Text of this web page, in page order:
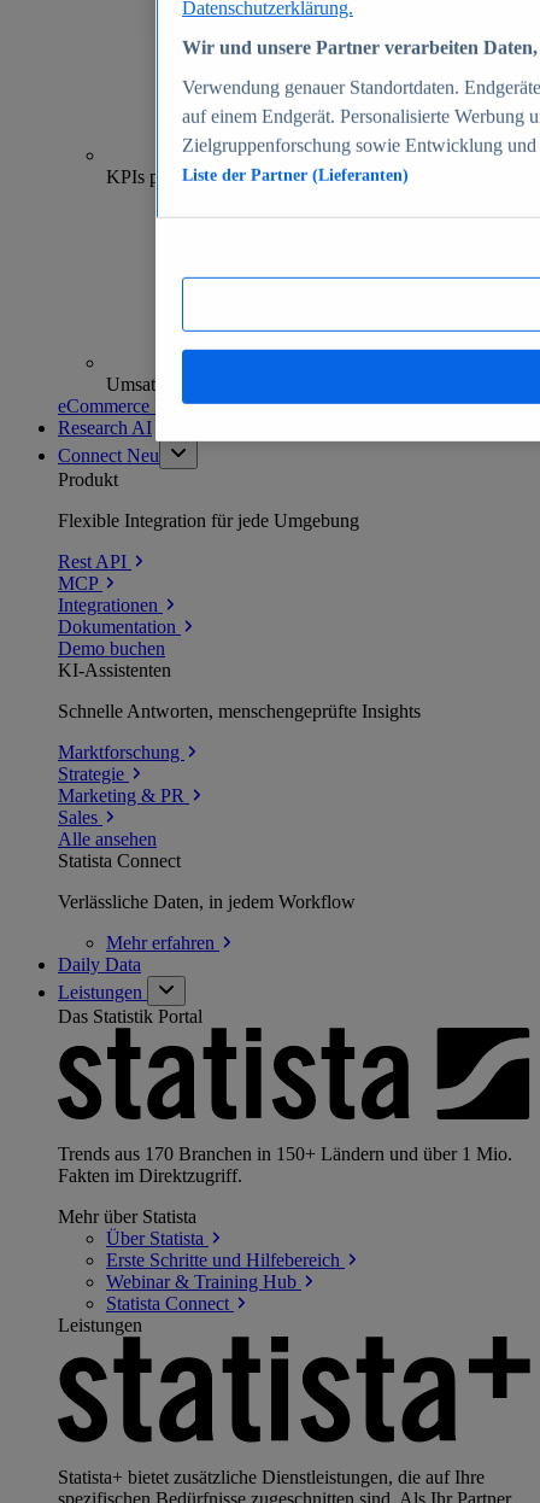
70+
KPIs pro Shop
Umsatzanalysen und -prognosen
eCommerce Insights entdecken
Research AI
Connect Neu
Produkt
Flexible Integration für jede Umgebung
Rest API
MCP
Integrationen
Dokumentation
Demo buchen
KI-Assistenten
Schnelle Antworten, menschengeprüfte Insights
Marktforschung
Strategie
Marketing & PR
Sales
Alle ansehen
Statista Connect
Verlässliche Daten, in jedem Workflow
Mehrerfahren
Daily Data
Leistungen
Das Statistik Portal
Trends aus 170 Branchen in 150+ Ländern und über 1 Mio.
Fakten im Direktzugriff.
Mehr über Statista
Über Statista
Erste Schritte und Hilfebereich
Webinar & Training Hub
Statista Connect
Leistungen
Statista+ bietet zusätzliche Dienstleistungen, die auf Ihre
spezifischen Bedürfnisse zugeschnitten sind. Als Ihr Partner
Datenschutzerklärung.
Wir und unsere Partner verarbeiten
Verwendung genauer Standortdaten.
auf einem Endgerät. Personalisierte Werbung
Zielgruppenforschung sowie Entwicklung
Liste der Partner (Lieferanten)